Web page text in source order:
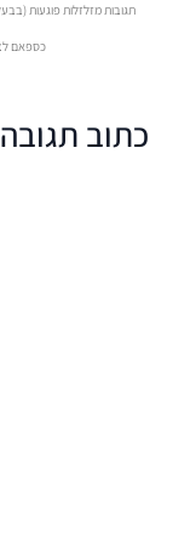
תגובות מזלזלות פוגעות
כספאם
כתוב